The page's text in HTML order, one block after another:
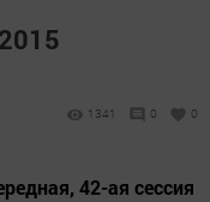
1341 0 0
42-ая сессия